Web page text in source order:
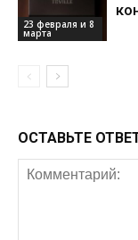
23 февраля и 8
марта
ОСТАВЬТЕ